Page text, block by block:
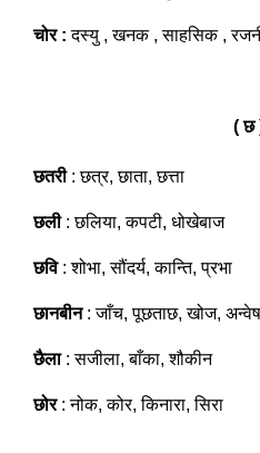
चोर : दस्यु , खनक , साहसिक ,
( छ
छतरी: छत्र, छाता, छत्ता
छली: छलिया, कपटी, धोखेबाज
छवि: शोभा, सौंदर्य, कान्ति, प्रभा
छानबीन: जाँच, पूछताछ, खोज,
छैला: सजीला, बाँका, शौकीन
छोर: नोक, कोर, किनारा, सिरा